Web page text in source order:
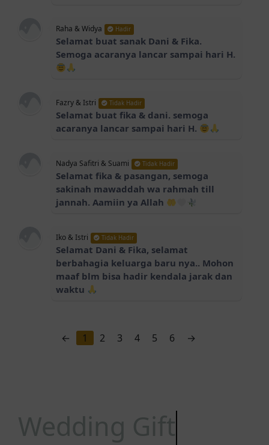
Raha & Widya Hadir
Selamat buat sanak Dani & Fika.
Semoga acaranya lancar sampai hari H.
Fazry & Istri Tidak Hadir
Selamat buat fika & dani. semoga
acaranya lancar sampai hari H.
Nadya Safitri & Suami Tidak Hadir
Selamat fika & pasangan, semoga
sakinah mawaddah wa rahmah till
jannah. Aamiin ya Allah
Iko & Istri Tidak Hadir
Selamat Dani & Fika, selamat
berbahagia keluarga baru nya.. Mohon
maaf blm bisa hadir kendala jarak dan
waktu
← 1 2 3 4 5 6 →
Wedding Gift